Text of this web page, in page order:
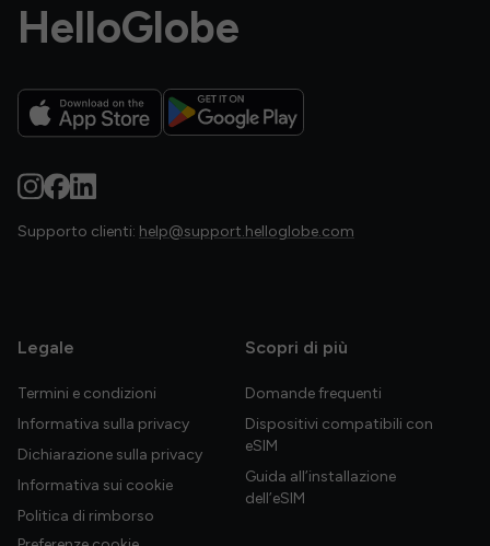
HelloGlobe
Supporto clienti: help@support.helloglobe.com
Legale
Termini e condizioni
Informativa sulla privacy
Dichiarazione sulla privacy
Informativa sui cookie
Politica di rimborso
Scopri di più
Domande frequenti
Dispositivi compatibili con
eSIM
Guida all’installazione
dell’eSIM